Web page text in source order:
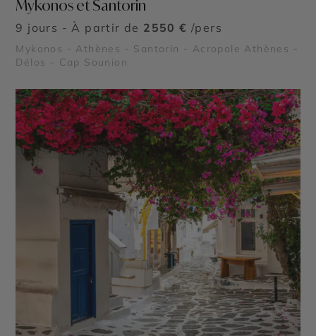
Mykonos et Santorin
9 jours - À partir de 2550 € /pers
Mykonos - Athènes - Santorin - Acropole Athènes -
Délos - Cap Sounion